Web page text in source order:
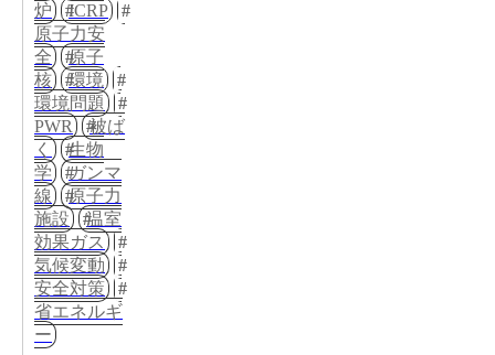
炉
ICRP
原子力安
全
原子
核
環境
環境問題
PWR
被ば
く
生物
学
ガンマ
線
原子力
施設
温室
効果ガス
気候変動
安全対策
省エネルギ
ー